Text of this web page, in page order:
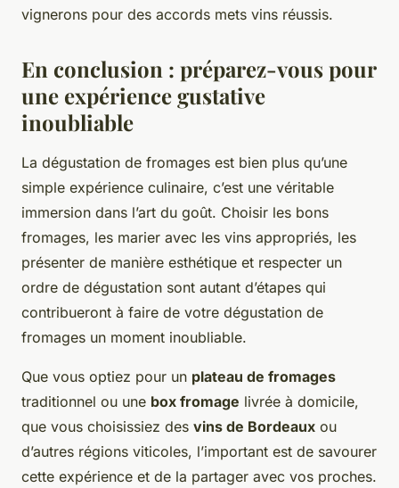
vignerons pour des accords mets vins réussis.
En conclusion : préparez-vous pour
une expérience gustative
inoubliable
La dégustation de fromages est bien plus qu’une
simple expérience culinaire, c’est une véritable
immersion dans l’art du goût. Choisir les bons
fromages, les marier avec les vins appropriés, les
présenter de manière esthétique et respecter un
ordre de dégustation sont autant d’étapes qui
contribueront à faire de votre dégustation de
fromages un moment inoubliable.
Que vous optiez pour un plateau de fromages
traditionnel ou une box fromage livrée à domicile,
que vous choisissiez des vins de Bordeaux ou
d’autres régions viticoles, l’important est de savourer
cette expérience et de la partager avec vos proches.